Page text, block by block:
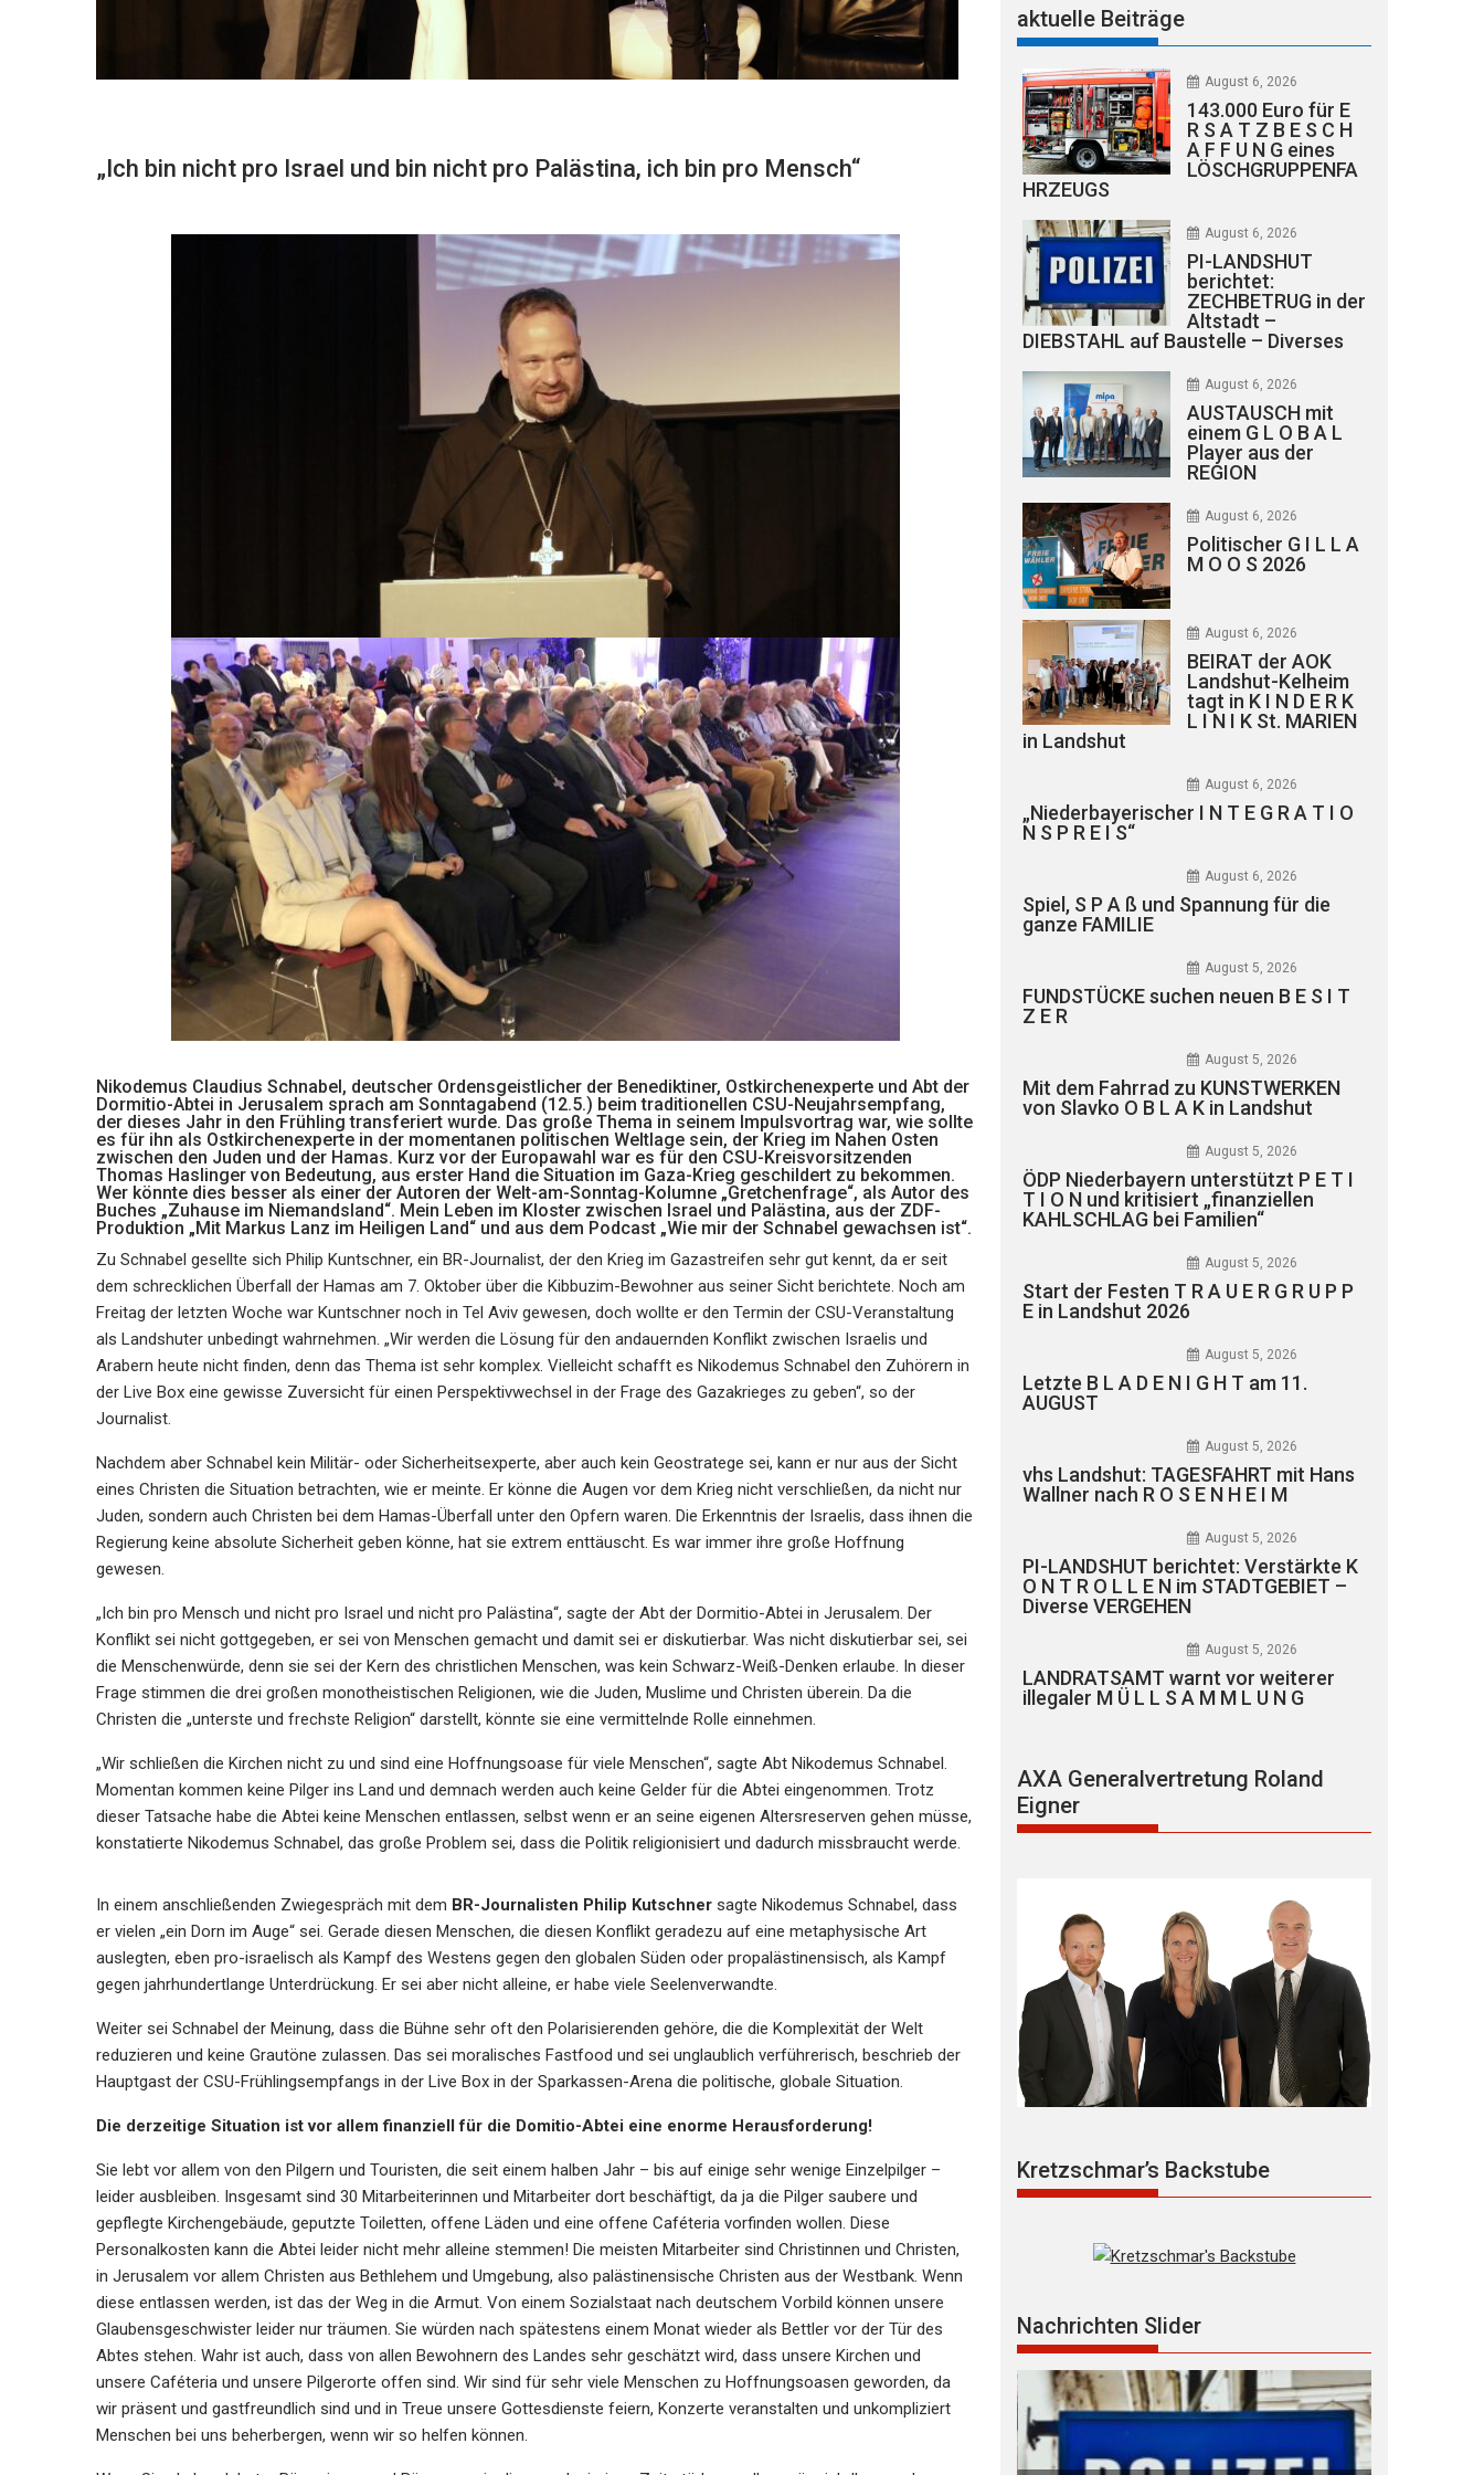
„Ich bin nicht pro Israel und bin nicht pro Palästina, ich bin pro Mensch“
Nikodemus Claudius Schnabel, deutscher Ordensgeistlicher der Benediktiner, Ostkirchenexperte und Abt der
Dormitio-Abtei in Jerusalem sprach am Sonntagabend (12.5.) beim traditionellen CSU-Neujahrsempfang,
der dieses Jahr in den Frühling transferiert wurde. Das große Thema in seinem Impulsvortrag war, wie sollte
es für ihn als Ostkirchenexperte in der momentanen politischen Weltlage sein, der Krieg im Nahen Osten
zwischen den Juden und der Hamas. Kurz vor der Europawahl war es für den CSU-Kreisvorsitzenden
Thomas Haslinger von Bedeutung, aus erster Hand die Situation im Gaza-Krieg geschildert zu bekommen.
Wer könnte dies besser als einer der Autoren der Welt-am-Sonntag-Kolumne „Gretchenfrage“, als Autor des
Buches „Zuhause im Niemandsland“. Mein Leben im Kloster zwischen Israel und Palästina, aus der ZDF-
Produktion „Mit Markus Lanz im Heiligen Land“ und aus dem Podcast „Wie mir der Schnabel gewachsen ist“.
Zu Schnabel gesellte sich Philip Kuntschner, ein BR-Journalist, der den Krieg im Gazastreifen sehr gut kennt, da er seit
dem schrecklichen Überfall der Hamas am 7. Oktober über die Kibbuzim-Bewohner aus seiner Sicht berichtete. Noch am
Freitag der letzten Woche war Kuntschner noch in Tel Aviv gewesen, doch wollte er den Termin der CSU-Veranstaltung
als Landshuter unbedingt wahrnehmen. „Wir werden die Lösung für den andauernden Konflikt zwischen Israelis und
Arabern heute nicht finden, denn das Thema ist sehr komplex. Vielleicht schafft es Nikodemus Schnabel den Zuhörern in
der Live Box eine gewisse Zuversicht für einen Perspektivwechsel in der Frage des Gazakrieges zu geben“, so der
Journalist.
Nachdem aber Schnabel kein Militär- oder Sicherheitsexperte, aber auch kein Geostratege sei, kann er nur aus der Sicht
eines Christen die Situation betrachten, wie er meinte. Er könne die Augen vor dem Krieg nicht verschließen, da nicht nur
Juden, sondern auch Christen bei dem Hamas-Überfall unter den Opfern waren. Die Erkenntnis der Israelis, dass ihnen die
Regierung keine absolute Sicherheit geben könne, hat sie extrem enttäuscht. Es war immer ihre große Hoffnung
gewesen.
„Ich bin pro Mensch und nicht pro Israel und nicht pro Palästina“, sagte der Abt der Dormitio-Abtei in Jerusalem. Der
Konflikt sei nicht gottgegeben, er sei von Menschen gemacht und damit sei er diskutierbar. Was nicht diskutierbar sei, sei
die Menschenwürde, denn sie sei der Kern des christlichen Menschen, was kein Schwarz-Weiß-Denken erlaube. In dieser
Frage stimmen die drei großen monotheistischen Religionen, wie die Juden, Muslime und Christen überein. Da die
Christen die „unterste und frechste Religion“ darstellt, könnte sie eine vermittelnde Rolle einnehmen.
„Wir schließen die Kirchen nicht zu und sind eine Hoffnungsoase für viele Menschen“, sagte Abt Nikodemus Schnabel.
Momentan kommen keine Pilger ins Land und demnach werden auch keine Gelder für die Abtei eingenommen. Trotz
dieser Tatsache habe die Abtei keine Menschen entlassen, selbst wenn er an seine eigenen Altersreserven gehen müsse,
konstatierte Nikodemus Schnabel, das große Problem sei, dass die Politik religionisiert und dadurch missbraucht werde.
In einem anschließenden Zwiegespräch mit dem BR-Journalisten Philip Kutschner sagte Nikodemus Schnabel, dass
er vielen „ein Dorn im Auge“ sei. Gerade diesen Menschen, die diesen Konflikt geradezu auf eine metaphysische Art
auslegten, eben pro-israelisch als Kampf des Westens gegen den globalen Süden oder propalästinensisch, als Kampf
gegen jahrhundertlange Unterdrückung. Er sei aber nicht alleine, er habe viele Seelenverwandte.
Weiter sei Schnabel der Meinung, dass die Bühne sehr oft den Polarisierenden gehöre, die die Komplexität der Welt
reduzieren und keine Grautöne zulassen. Das sei moralisches Fastfood und sei unglaublich verführerisch, beschrieb der
Hauptgast der CSU-Frühlingsempfangs in der Live Box in der Sparkassen-Arena die politische, globale Situation.
Die derzeitige Situation ist vor allem finanziell für die Domitio-Abtei eine enorme Herausforderung!
Sie lebt vor allem von den Pilgern und Touristen, die seit einem halben Jahr – bis auf einige sehr wenige Einzelpilger –
leider ausbleiben. Insgesamt sind 30 Mitarbeiterinnen und Mitarbeiter dort beschäftigt, da ja die Pilger saubere und
gepflegte Kirchengebäude, geputzte Toiletten, offene Läden und eine offene Caféteria vorfinden wollen. Diese
Personalkosten kann die Abtei leider nicht mehr alleine stemmen! Die meisten Mitarbeiter sind Christinnen und Christen,
in Jerusalem vor allem Christen aus Bethlehem und Umgebung, also palästinensische Christen aus der Westbank. Wenn
diese entlassen werden, ist das der Weg in die Armut. Von einem Sozialstaat nach deutschem Vorbild können unsere
Glaubensgeschwister leider nur träumen. Sie würden nach spätestens einem Monat wieder als Bettler vor der Tür des
Abtes stehen. Wahr ist auch, dass von allen Bewohnern des Landes sehr geschätzt wird, dass unsere Kirchen und
unsere Caféteria und unsere Pilgerorte offen sind. Wir sind für sehr viele Menschen zu Hoffnungsoasen geworden, da
wir präsent und gastfreundlich sind und in Treue unsere Gottesdienste feiern, Konzerte veranstalten und unkompliziert
Menschen bei uns beherbergen, wenn wir so helfen können.
aktuelle Beiträge
August 6, 2026
143.000 Euro für E
R S A T Z B E S C H
A F F U N G eines
LÖSCHGRUPPENFA
HRZEUGS
August 6, 2026
PI-LANDSHUT
berichtet:
ZECHBETRUG in der
Altstadt –
DIEBSTAHL auf Baustelle – Diverses
August 6, 2026
AUSTAUSCH mit
einem G L O B A L
Player aus der
REGION
August 6, 2026
Politischer G I L L A
M O O S 2026
August 6, 2026
BEIRAT der AOK
Landshut-Kelheim
tagt in K I N D E R K
L I N I K St. MARIEN
in Landshut
August 6, 2026
„Niederbayerischer I N T E G R A T I O
N S P R E I S“
August 6, 2026
Spiel, S P A ß und Spannung für die
ganze FAMILIE
August 5, 2026
FUNDSTÜCKE suchen neuen B E S I T
Z E R
August 5, 2026
Mit dem Fahrrad zu KUNSTWERKEN
von Slavko O B L A K in Landshut
August 5, 2026
ÖDP Niederbayern unterstützt P E T I
T I O N und kritisiert „finanziellen
KAHLSCHLAG bei Familien“
August 5, 2026
Start der Festen T R A U E R G R U P P
E in Landshut 2026
August 5, 2026
Letzte B L A D E N I G H T am 11.
AUGUST
August 5, 2026
vhs Landshut: TAGESFAHRT mit Hans
Wallner nach R O S E N H E I M
August 5, 2026
PI-LANDSHUT berichtet: Verstärkte K
O N T R O L L E N im STADTGEBIET –
Diverse VERGEHEN
August 5, 2026
LANDRATSAMT warnt vor weiterer
illegaler M Ü L L S A M M L U N G
AXA Generalvertretung Roland
Eigner
Kretzschmar’s Backstube
Nachrichten Slider
ÖDP Niederbayern unterstützt P E
T I T I O N und kritisiert
„finanziellen KAHLSCHLAG bei
Familien“